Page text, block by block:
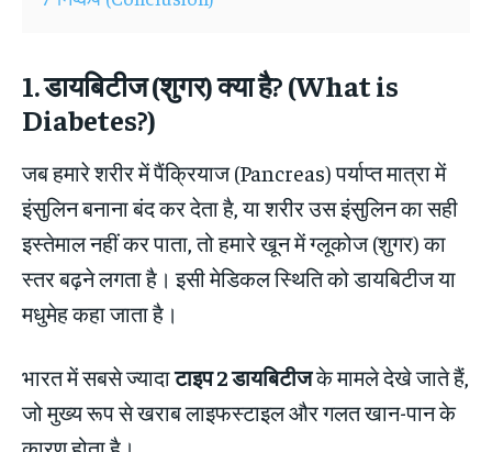
1. डायबिटीज (शुगर) क्या है? (What is
Diabetes?)
जब हमारे शरीर में पैंक्रियाज (Pancreas) पर्याप्त मात्रा में
इंसुलिन बनाना बंद कर देता है, या शरीर उस इंसुलिन का सही
इस्तेमाल नहीं कर पाता, तो हमारे खून में ग्लूकोज (शुगर) का
स्तर बढ़ने लगता है। इसी मेडिकल स्थिति को डायबिटीज या
मधुमेह कहा जाता है।
भारत में सबसे ज्यादाटाइप 2 डायबिटीजके मामले देखे जाते हैं,
जो मुख्य रूप से खराब लाइफस्टाइल और गलत खान-पान के